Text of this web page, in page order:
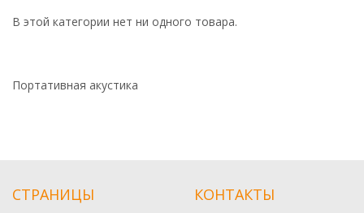
В этой категории нет ни одного товара.
Портативная акустика
СТРАНИЦЫ КОНТАКТЫ